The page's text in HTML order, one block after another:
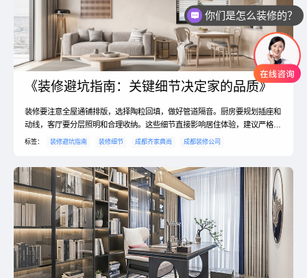
《装修避坑指南：关键细节决定家的品质》
装修要注意全屋通铺排版，选择陶粒回填，做好管道隔音。厨房要规划插座和
动线，客厅要分层照明和合理收纳。这些细节直接影响居住体验，建议严格把
控。
标签： 装修避坑指南 装修细节 成都齐家典尚 成都装修公司
你们是怎么装修的？